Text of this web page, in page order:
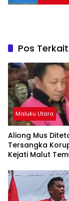
Pos Terkait
Maluku Utara
Aliong Mus
Tersangka
Kejati Malut